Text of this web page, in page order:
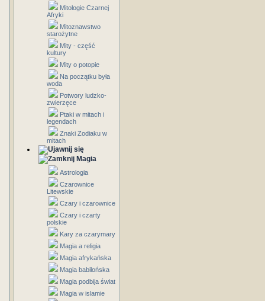
Mitologie Czarnej
Afryki
Mitoznawstwo
starożytne
Mity - część
kultury
Mity o potopie
Na początku była
woda
Potwory ludzko-
zwierzęce
Ptaki w mitach i
legendach
Znaki Zodiaku w
mitach
Magia
Astrologia
Czarownice
Litewskie
Czary i czarownice
Czary i czarty
polskie
Kary za czarymary
Magia a religia
Magia afrykańska
Magia babilońska
Magia podbija świat
Magia w islamie